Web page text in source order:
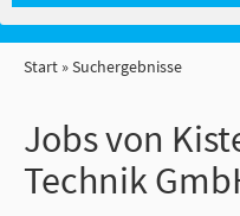
Start Suchergebnisse
Jobs von
Technik